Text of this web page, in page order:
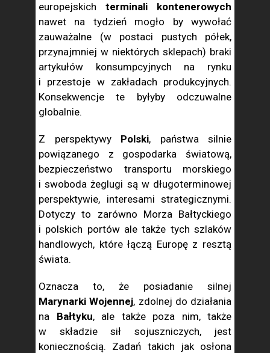
europejskich terminali kontenerowych
nawet na tydzień mogło by wywołać
zauważalne (w postaci pustych półek,
przynajmniej w niektórych sklepach) braki
artykułów konsumpcyjnych na rynku
i przestoje w zakładach produkcyjnych.
Konsekwencje te byłyby odczuwalne
globalnie.
Z perspektywy Polski, państwa silnie
powiązanego z gospodarka światową,
bezpieczeństwo transportu morskiego
i swoboda żeglugi są w długoterminowej
perspektywie, interesami strategicznymi.
Dotyczy to zarówno Morza Bałtyckiego
i polskich portów ale także tych szlaków
handlowych, które łączą Europę z resztą
świata.
Oznacza to, że posiadanie silnej
Marynarki Wojennej, zdolnej do działania
na Bałtyku, ale także poza nim, także
w składzie sił sojuszniczych, jest
koniecznością. Zadań takich jak osłona